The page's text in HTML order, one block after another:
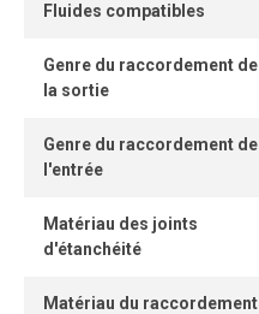
Fluides compatibles
Genre du raccordement de
la sortie
Genre du raccordement de
l'entrée
Matériau des joints
d'étanchéité
Matériau du raccordement